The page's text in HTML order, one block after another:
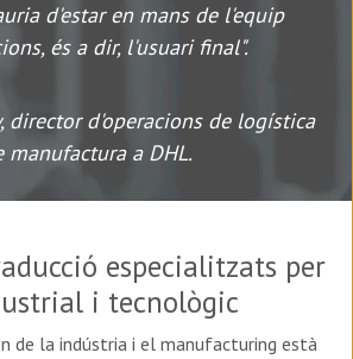
d'estar en mans de l'equip
és a dir, l'usuari final".
director d'operacions de logística
manufactura a DHL.
especialitzats per
i tecnològic
de la indústria i el manufacturing està